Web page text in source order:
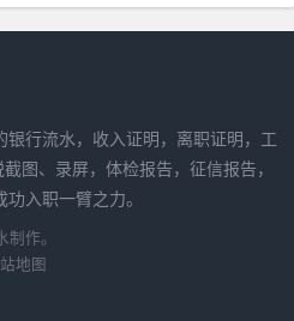
行流水，收入证明，离职证明，工
图、录屏，体检报告，征信报告，
入职一臂之力。
制作。
地图